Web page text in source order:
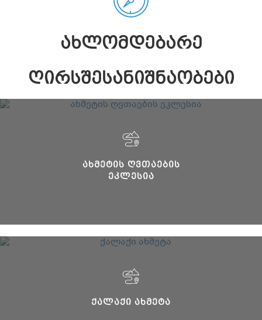
ᲐᲮᲚᲝᲛᲓᲔᲑᲐᲠᲔ
ᲦᲘᲠᲡᲨᲔᲡᲐᲜᲘᲨᲜᲐᲝᲑᲔᲑᲘ
ᲐᲮᲛᲔᲢᲘᲡ ᲦᲕᲗᲐᲔᲑᲘᲡ
ᲔᲙᲚᲔᲡᲘᲐ
ᲥᲐᲚᲐᲥᲘ ᲐᲮᲛᲔᲢᲐ